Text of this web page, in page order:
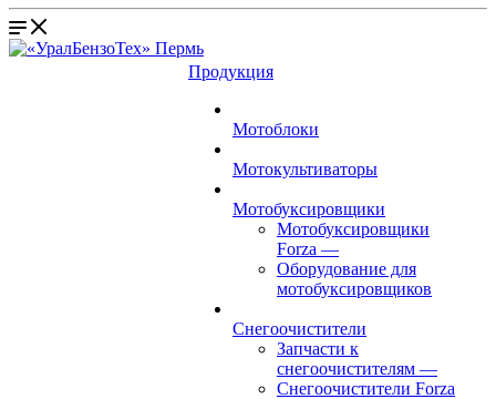
Продукция
Мотоблоки
Мотокультиваторы
Мотобуксировщики
Мотобуксировщики
Forza —
Оборудование для
мотобуксировщиков
Снегоочистители
Запчасти к
снегоочистителям —
Снегоочистители Forza